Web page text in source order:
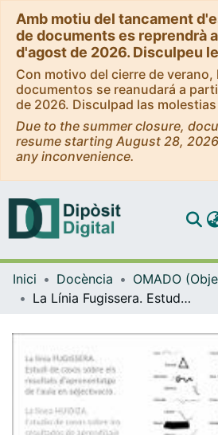
Amb motiu del tancament
de documents es reprendrà
d'agost de 2026. Disculpeu
Con motivo del cierre de verano,
documentos se reanudará a
de 2026. Disculpad las molestias
Due to the summer closure,
resume starting August 28,
any inconvenience.
Navega
Inici Docència
La Línia Fugissera. Estudi de Casos sobre els Resultats d'Aprenentatge de l'Aula en Adjectivació - La Línea Huidiza. Estudio de Casos sobre los Resultados de Aprendizaje del Aula en Adjetivación